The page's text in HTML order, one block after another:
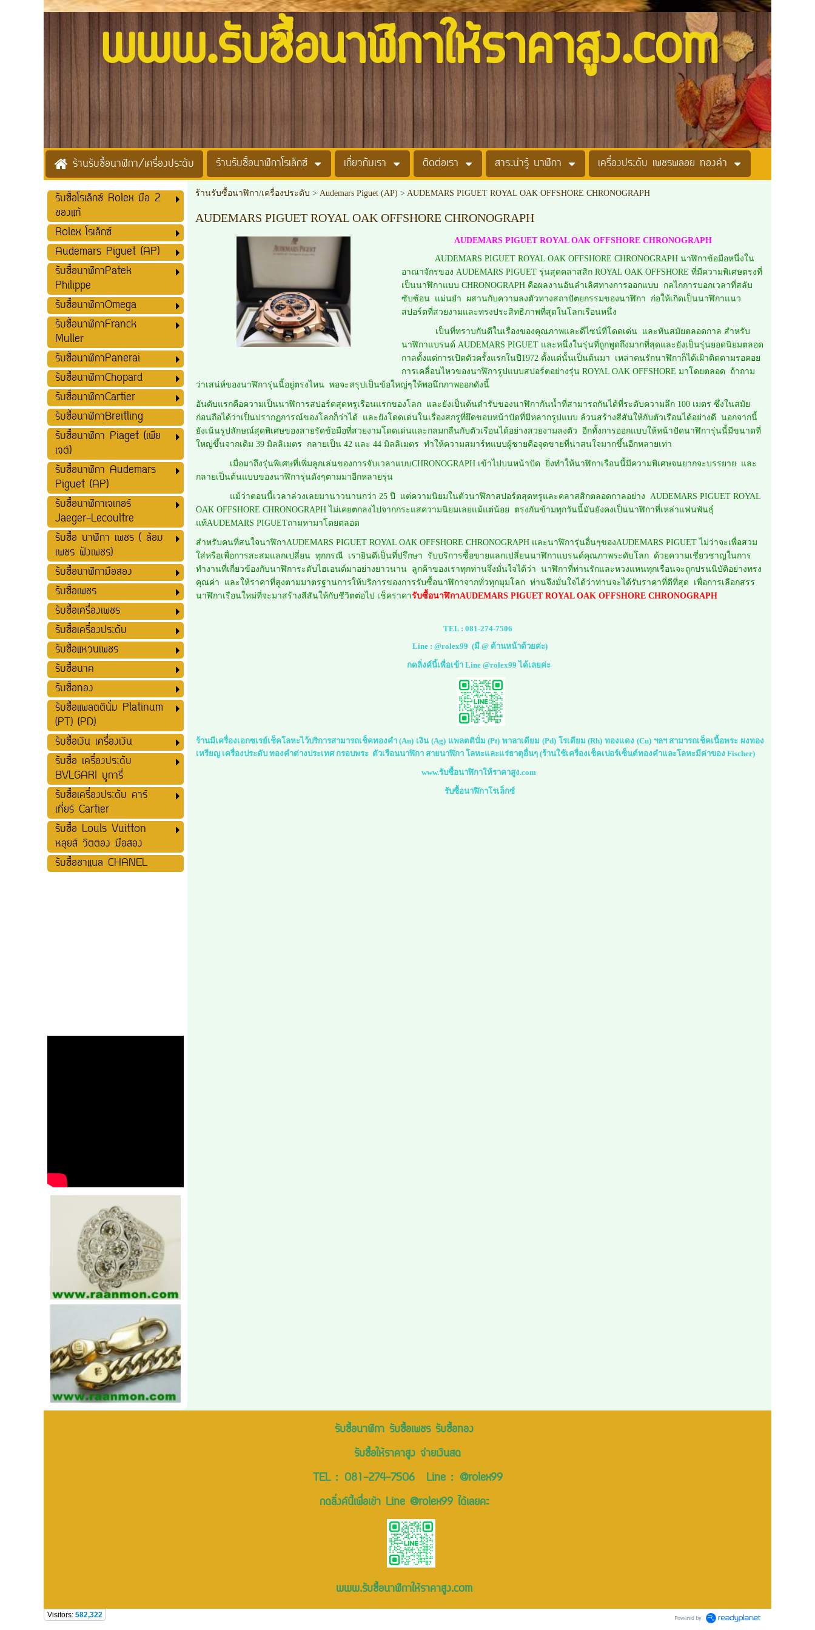
www.รับซื้อนาฬิกาให้ราคาสูง.com
ร้านรับซื้อนาฬิกา/เครื่องประดับ ร้านรับซื้อนาฬิกาโรเล็กซ์ เกี่ยวกับเรา ติดต่อเรา สาระน่ารู้ นาฬิกา เครื่องประดับ เพชรพลอย ทองคำ
รับซื้อโรเล็กซ์ Rolex มือ 2
ของแท้
Rolex โรเล็กซ์
Audemars Piguet (AP)
รับซื้อนาฬิกาPatek
Philippe
รับซื้อนาฬิกาOmega
รับซื้อนาฬิกาFranck
Muller
รับซื้อนาฬิกาPanerai
รับซื้อนาฬิกาChopard
รับซื้อนาฬิกาCartier
รับซื้อนาฬิกาฺฺBreitling
รับซื้อนาฬิกา Piaget (เพีย
เจต์)
รับซื้อนาฬิกา Audemars
Piguet (AP)
รับซื้อนาฬิกาเจเกอร์
Jaeger-Lecoultre
รับซื้อ นาฬิกา เพชร ( ล้อม
เพชร ฝังเพชร)
รับซื้อนาฬิกามือสอง
รับซื้อเพชร
รับซื้อเครื่องเพชร
รับซื้อเครื่องประดับ
รับซื้อแหวนเพชร
รับซื้อนาค
รับซื้อทอง
รับซื้อแพลตตินั่ม Platinum
(PT) (PD)
รับซื้อเงิน เครื่องเงิน
รับซื้อ เครื่องประดับ
BVLGARI บูการี่
รับซื้อเครื่องประดับ คาร์
เที่ยร์ Cartier
รับซื้อ Louls Vuitton
หลุยส์ วิตตอง มือสอง
รับซื้อชาแนล CHANEL
ร้านรับซื้อนาฬิกา/เครื่องประดับ > Audemars Piguet (AP) > AUDEMARS PIGUET ROYAL OAK OFFSHORE CHRONOGRAPH
AUDEMARS PIGUET ROYAL OAK OFFSHORE CHRONOGRAPH
AUDEMARS PIGUET ROYAL OAK OFFSHORE CHRONOGRAPH
AUDEMARS PIGUET ROYAL OAK OFFSHORE CHRONOGRAPH นาฬิกาข้อมือหนึ่งใน
อาณาจักรของ AUDEMARS PIGUET รุ่นสุดคลาสสิก ROYAL OAK OFFSHORE ที่มีความพิเศษตรงที่
เป็นนาฬิกาแบบ CHRONOGRAPH คือผลงานอันลำเลิศทางการออกแบบ กลไกการบอกเวลาที่สลับ
ซับซ้อน แม่นยำ ผสานกับความลงตัวทางสถาปัตยกรรมของนาฬิกา ก่อให้เกิดเป็นนาฬิกาแนว
สปอร์ตที่สวยงามและทรงประสิทธิภาพที่สุดในโลกเรือนหนึ่ง
เป็นที่ทราบกันดีในเรื่องของคุณภาพและดีไซน์ที่โดดเด่น และทันสมัยตลอดกาล สำหรับ
นาฬิกาแบรนด์ AUDEMARS PIGUET และหนึ่งในรุ่นที่ถูกพูดถึงมากที่สุดและยังเป็นรุ่นยอดนิยมตลอด
กาลตั้งแต่การเปิดตัวครั้งแรกในปี1972 ตั้งแต่นั้นเป็นต้นมา เหล่าคนรักนาฬิกาก็ได้เฝ้าติดตามรอคอย
การเคลื่อนไหวของนาฬิการูปแบบสปอร์ตอย่างรุ่น ROYAL OAK OFFSHORE มาโดยตลอด ถ้าถาม
ว่าเสน่ห์ของนาฬิการุ่นนี้อยู่ตรงไหน พอจะสรุปเป็นข้อใหญ่ๆให้พอนึกภาพออกดังนี้
อันดับแรกคือความเป็นนาฬิการสปอร์ตสุดหรูเรือนแรกของโลก และยังเป็นต้นตำรับของนาฬิกากันน้ำที่สามารถกันได้ที่ระดับความลึก 100 เมตร ซึ่งในสมัย
ก่อนถือได้ว่าเป็นปรากฏการณ์ของโลกก็ว่าได้ และยังโดดเด่นในเรื่องสกรูที่ยึดขอบหน้าปัดที่มีหลากรูปแบบ ล้วนสร้างสีสันให้กับตัวเรือนได้อย่างดี นอกจากนี้
ยังเน้นรูปลักษณ์สุดพิเศษของสายรัดข้อมือที่สวยงามโดดเด่นและกลมกลืนกับตัวเรือนได้อย่างสวยงามลงตัว อีกทั้งการออกแบบให้หน้าปัดนาฬิการุ่นนี้มีขนาดที่
ใหญ่ขึ้นจากเดิม 39 มิลลิเมตร กลายเป็น 42 และ 44 มิลลิเมตร ทำให้ความสมาร์ทแบบผู้ชายคือจุดขายที่น่าสนใจมากขึ้นอีกหลายเท่า
เมื่อมาถึงรุ่นพิเศษที่เพิ่มลูกเล่นของการจับเวลาแบบCHRONOGRAPH เข้าไปบนหน้าปัด ยิ่งทำให้นาฬิกาเรือนนี้มีความพิเศษจนยากจะบรรยาย และ
กลายเป็นต้นแบบของนาฬิการุ่นดังๆตามมาอีกหลายรุ่น
แม้ว่าตอนนี้เวลาล่วงเลยมานาวนานกว่า 25 ปี แต่ความนิยมในตัวนาฬิกาสปอร์ตสุดหรูและคลาสสิกตลอดกาลอย่าง AUDEMARS PIGUET ROYAL
OAK OFFSHORE CHRONOGRAPH ไม่เคยตกลงไปจากกระแสความนิยมเลยแม้แต่น้อย ตรงกันข้ามทุกวันนี้มันยังคงเป็นนาฬิกาที่เหล่าแฟนพันธุ์
แท้AUDEMARS PIGUETถามหามาโดยตลอด
สำหรับคนที่สนใจนาฬิกาAUDEMARS PIGUET ROYAL OAK OFFSHORE CHRONOGRAPH และนาฬิการุ่นอื่นๆของAUDEMARS PIGUET ไม่ว่าจะเพื่อสวม
ใส่หรือเพื่อการสะสมแลกเปลี่ยน ทุกกรณี เรายินดีเป็นที่ปรึกษา รับบริการซื้อขายแลกเปลี่ยนนาฬิกาแบรนด์คุณภาพระดับโลก ด้วยความเชี่ยวชาญในการ
ทำงานที่เกี่ยวข้องกับนาฬิการะดับไฮเอนด์มาอย่างยาวนาน ลูกค้าของเราทุกท่านจึงมั่นใจได้ว่า นาฬิกาที่ท่านรักและหวงแหนทุกเรือนจะถูกปรนนิบัติอย่างทรง
คุณค่า และให้ราคาที่สูงตามมาตรฐานการให้บริการของการรับซื้อนาฬิกาจากทั่วทุกมุมโลก ท่านจึงมั่นใจได้ว่าท่านจะได้รับราคาที่ดีที่สุด เพื่อการเลือกสรร
นาฬิกาเรือนใหม่ที่จะมาสร้างสีสันให้กับชีวิตต่อไป เช็คราคารับซื้อนาฬิกาAUDEMARS PIGUET ROYAL OAK OFFSHORE CHRONOGRAPH
TEL : 081-274-7506
Line : @rolex99 (มี @ ด้านหน้าด้วยค่ะ)
กดลิ่งค์นี้เพื่อเข้า Line @rolex99 ได้เลยค่ะ
ร้านมีเครื่องเอกซเรย์เช็คโลหะไว้บริการสามารถเช็คทองคำ (Au) เงิน (Ag) แพลตตินั่ม (Pt) พาลาเดียม (Pd) โรเดียม (Rh) ทองแดง (Cu) ฯลฯ สามารถเช็คเนื้อพระ ผงทอง
เหรียญ เครื่องประดับ ทองคำต่างประเทศ กรอบพระ ตัวเรือนนาฬิกา สายนาฬิกา โลหะและแร่ธาตุอื่นๆ (ร้านใช้เครื่องเช็คเปอร์เซ็นต์ทองคำและโลหะมีค่าของ Fischer)
www.รับซื้อนาฬิกาให้ราคาสูง.com
รับซื้อนาฬิกาโรเล็กซ์
รับซื้อนาฬิกา รับซื้อเพชร รับซื้อทอง
รับซื้อให้ราคาสูง จ่ายเงินสด
TEL : 081-274-7506Line : @rolex99
กดลิ่งค์นี้เพื่อเข้า Line @rolex99 ได้เลยคะ
www.รับซื้อนาฬิกาให้ราคาสูง.com
Visitors: 582,322